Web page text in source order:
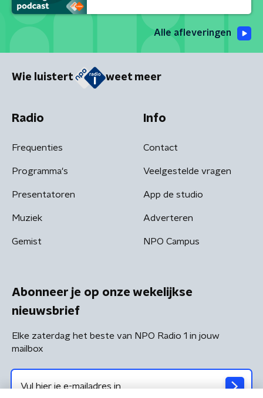
Alle afleveringen
Wie luistert weet meer
Radio
Frequenties
Programma's
Presentatoren
Muziek
Gemist
Info
Contact
Veelgestelde vragen
App de studio
Adverteren
NPO Campus
Abonneer je op onze wekelijkse
nieuwsbrief
Elke zaterdag het beste van NPO Radio 1 in jouw
mailbox